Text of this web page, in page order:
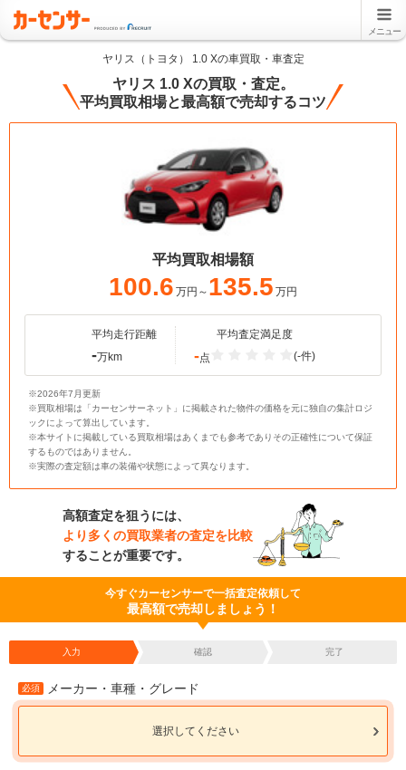
メニュー
ヤリス（トヨタ） 1.0 Xの車買取・車査定
ヤリス 1.0 Xの買取・査定。
平均買取相場と最高額で売却するコツ
平均買取相場額
100.6 万円～ 135.5 万円
平均走行距離
-万km
平均査定満足度
-点 (-件)
※2026年7月更新
※買取相場は「カーセンサーネット」に掲載された物件の価格を元に独自の集計ロジ
ックによって算出しています。
※本サイトに掲載している買取相場はあくまでも参考でありその正確性について保証
するものではありません。
※実際の査定額は車の装備や状態によって異なります。
高額査定を狙うには、
より多くの買取業者の査定を比較
することが重要です。
今すぐカーセンサーで一括査定依頼して
最高額で売却しましょう！
入力 確認 完了
必須 メーカー・車種・グレード
選択してください